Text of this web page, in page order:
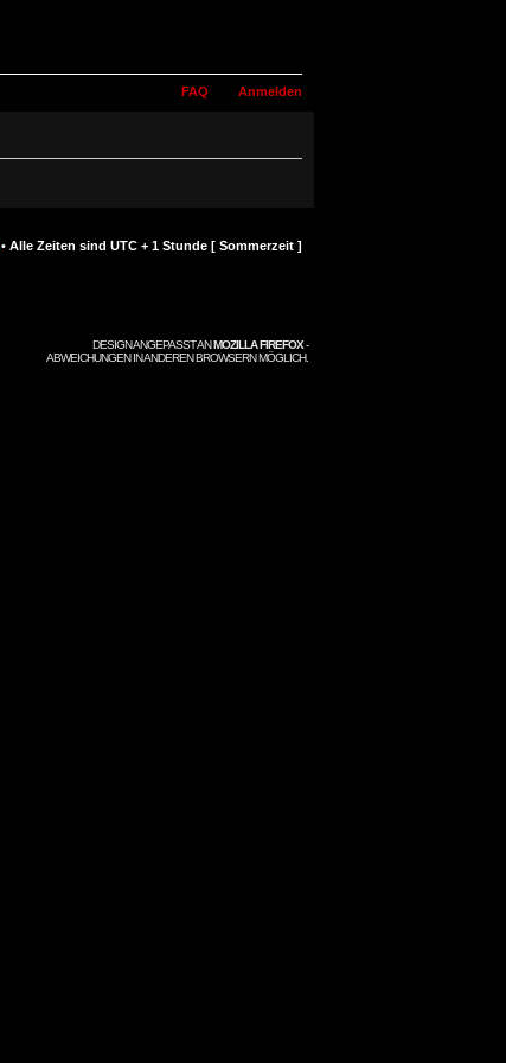
FAQ Anmelden
• Alle Zeiten sind UTC + 1 Stunde [ Sommerzeit ]
DESIGN ANGEPASST ANMOZILLA FIREFOX-
ABWEICHUNGEN IN ANDEREN BROWSERN MÖGLICH.